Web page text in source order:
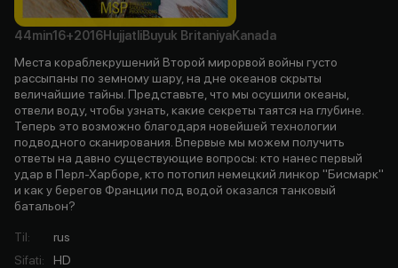
44min16+2016HujjatliBuyuk BritaniyaKanada
Места кораблекрушений Второй мирорвой войны густо
рассыпаны по земному шару, на дне океанов скрыты
величайшие тайны. Представьте, что мы осушили океаны,
отвели воду, чтобы узнать, какие секреты таятся на глубине.
Теперь это возможно благодаря новейшей технологии
подводного сканирования. Впервые мы можем получить
ответы на давно существующие вопросы: кто нанес первый
удар в Перл-Харборе, кто потопил немецкий линкор "Бисмарк"
и как у берегов Франции под водой оказался танковый
батальон?
Til:
rus
Sifati: HD